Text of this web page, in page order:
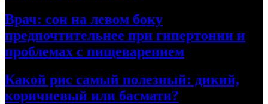
Врач: сон на левом боку
предпочтительнее при гипертонии и
проблемах с пищеварением
Какой рис самый полезный: дикий,
коричневый или басмати?